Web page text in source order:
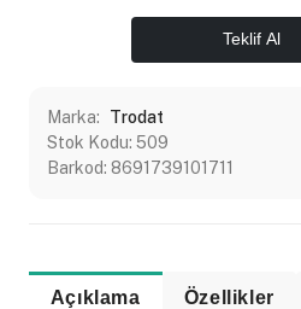
Teklif Al
Marka:
Trodat
Stok Kodu: 509
Barkod: 8691739101711
Açıklama Özellikler